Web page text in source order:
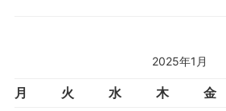
2025年1月
月 火 水 木 金